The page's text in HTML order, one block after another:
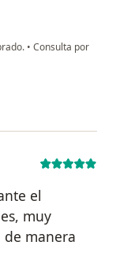
• Consulta por
el
muy
de manera